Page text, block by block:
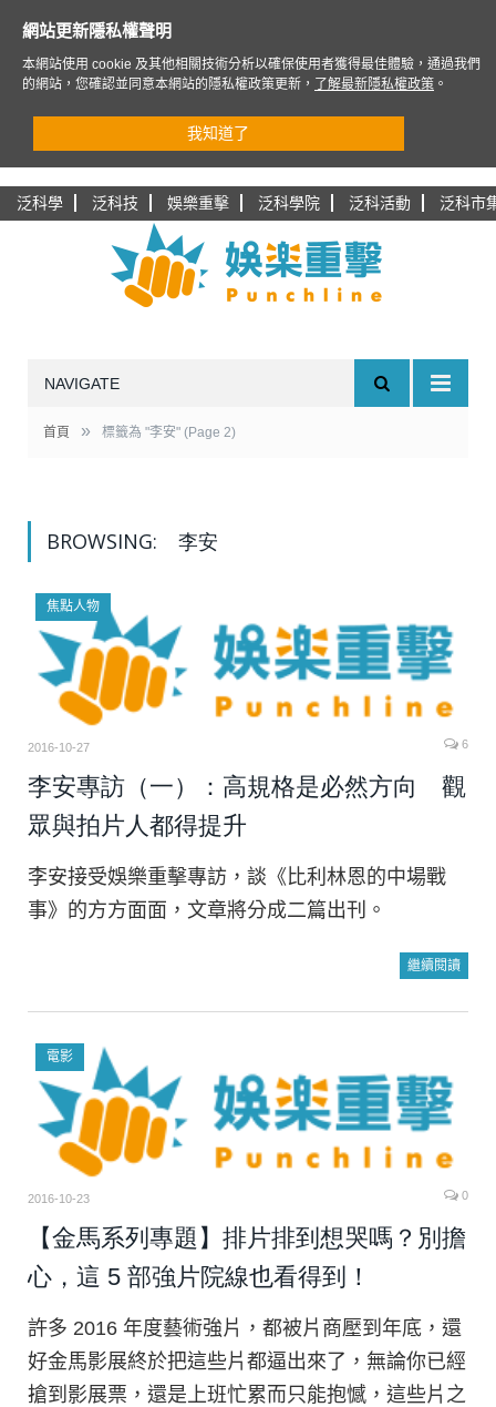
泛科學 泛科技 娛樂重擊 泛科學院 泛科活動 泛科市
NAVIGATE
首頁 » 標籤為 "李安" (Page 2)
BROWSING: 李安
焦點人物
2016-10-27 6
李安專訪（一）：高規格是必然方向 觀
眾與拍片人都得提升
李安接受娛樂重擊專訪，談《比利林恩的中場戰
事》的方方面面，文章將分成二篇出刊。
繼續閱讀
電影
2016-10-23 0
【金馬系列專題】排片排到想哭嗎？別擔
心，這 5 部強片院線也看得到！
許多 2016 年度藝術強片，都被片商壓到年底，還
好金馬影展終於把這些片都逼出來了，無論你已經
搶到影展票，還是上班忙累而只能抱憾，這些片之
網站更新隱私權聲明
本網站使用 cookie 及其他相關技術分析以確保使用者獲得最佳體驗，通過我們
的網站，您確認並同意本網站的隱私權政策更新，
了解最新隱私權政策 。
我知道了